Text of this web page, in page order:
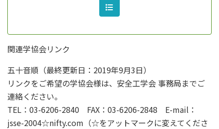
関連学協会リンク
五十音順（最終更新日：2019年9月3日）
リンクをご希望の学協会様は、安全工学会 事務局までご
連絡ください。
TEL：03-6206-2840 FAX：03-6206-2848 E-mail：
jsse-2004☆nifty.com（☆をアットマークに変えてくださ